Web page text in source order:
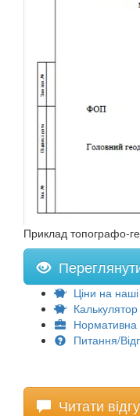
Приклад топографо-
Ціни на
Калькулятор
Нормативна
Питання/
Читати